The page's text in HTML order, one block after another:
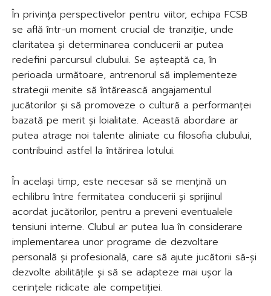
În privința perspectivelor pentru viitor, echipa FCSB
se află într-un moment crucial de tranziție, unde
claritatea și determinarea conducerii ar putea
redefini parcursul clubului. Se așteaptă ca, în
perioada următoare, antrenorul să implementeze
strategii menite să întărească angajamentul
jucătorilor și să promoveze o cultură a performanței
bazată pe merit și loialitate. Această abordare ar
putea atrage noi talente aliniate cu filosofia clubului,
contribuind astfel la întărirea lotului.
În același timp, este necesar să se mențină un
echilibru între fermitatea conducerii și sprijinul
acordat jucătorilor, pentru a preveni eventualele
tensiuni interne. Clubul ar putea lua în considerare
implementarea unor programe de dezvoltare
personală și profesională, care să ajute jucătorii să-și
dezvolte abilitățile și să se adapteze mai ușor la
cerințele ridicate ale competiției.